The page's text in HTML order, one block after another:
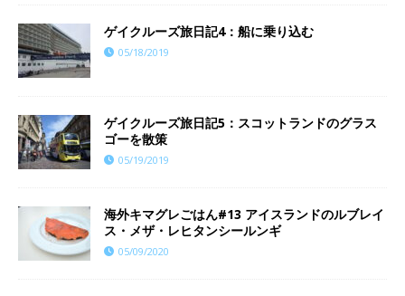
ゲイクルーズ旅日記4：船に乗り込む
05/18/2019
ゲイクルーズ旅日記5：スコットランドのグラス
ゴーを散策
05/19/2019
海外キマグレごはん#13 アイスランドのルブレイ
ス・メザ・レヒタンシールンギ
05/09/2020